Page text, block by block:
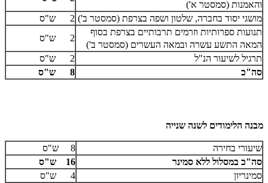
והאמנות (סמסטר א')
מושגי יסוד בחברה, שלטון ושפה בצרפת (סמסטר ב') 2 ש"ס
תנועות ספרותיות וזרמים תרבותיים בצרפת בסוף
המאה התשע עשרה ובמאה העשרים (סמסטר ב')
2 ש"ס
תרגיל לשיעור הנ"ל
2 ש"ס
סה"כ
8 ש"ס
מבנה הלימודים לשנה שנייה
שיעורי בחירה
8 ש"ס
סה"כ במסלול ללא סמינר
16 ש"ס
סמינריון
4 ש"ס